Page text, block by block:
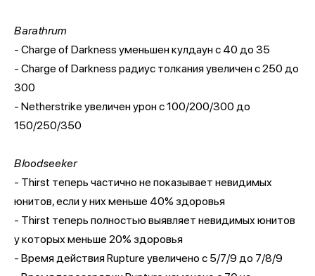
Barathrum
- Charge of Darkness уменьшен кулдаун с 40 до 35
- Charge of Darkness радиус толкания увеличен с 250 до
300
- Netherstrike увеличен урон с 100/200/300 до
150/250/350
Bloodseeker
- Thirst теперь частично не показывает невидимых
юнитов, если у них меньше 40% здоровья
- Thirst теперь полностью выявляет невидимых юнитов
у которых меньше 20% здоровья
- Время действия Rupture увеличено с 5/7/9 до 7/8/9